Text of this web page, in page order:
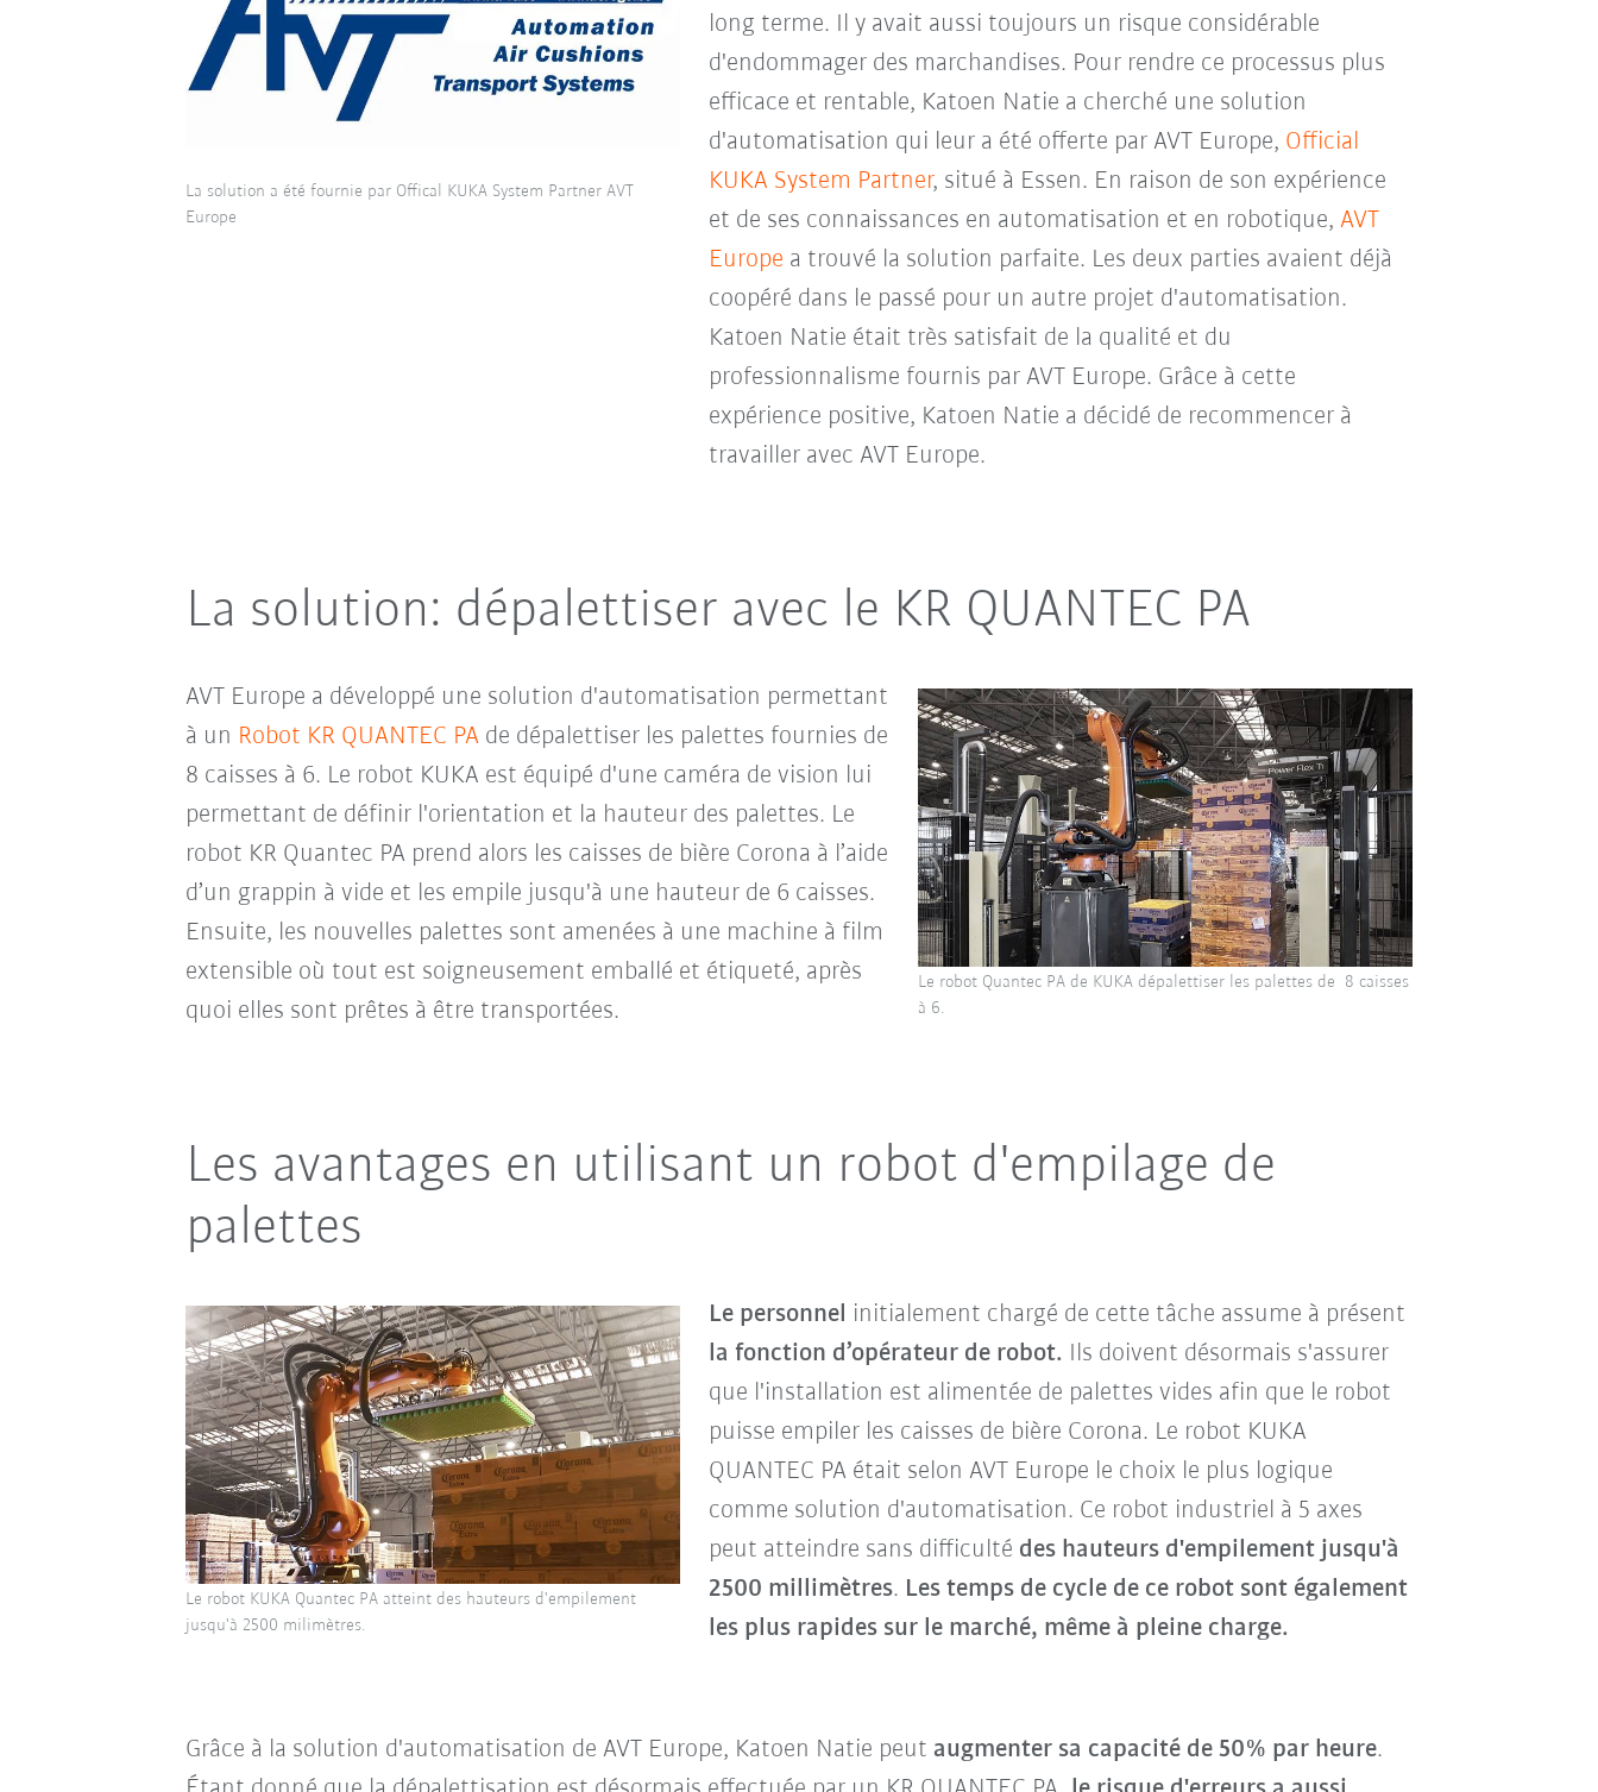
long terme. Il y avait aussi toujours un risque considérable
d'endommager des marchandises. Pour rendre ce processus plus
efficace et rentable, Katoen Natie a cherché une solution
d'automatisation qui leur a été offerte par AVT Europe, Official
KUKA System Partner, situé à Essen. En raison de son expérience
et de ses connaissances en automatisation et en robotique, AVT
Europe a trouvé la solution parfaite. Les deux parties avaient déjà
coopéré dans le passé pour un autre projet d'automatisation.
Katoen Natie était très satisfait de la qualité et du
professionnalisme fournis par AVT Europe. Grâce à cette
expérience positive, Katoen Natie a décidé de recommencer à
travailler avec AVT Europe.
La solution a été fournie par Offical KUKA System Partner AVT
Europe
La solution: dépalettiser avec le KR QUANTEC PA
AVT Europe a développé une solution d'automatisation permettant
à un Robot KR QUANTEC PA de dépalettiser les palettes fournies de
8 caisses à 6. Le robot KUKA est équipé d'une caméra de vision lui
permettant de définir l'orientation et la hauteur des palettes. Le
robot KR Quantec PA prend alors les caisses de bière Corona à l’aide
d’un grappin à vide et les empile jusqu'à une hauteur de 6 caisses.
Ensuite, les nouvelles palettes sont amenées à une machine à film
extensible où tout est soigneusement emballé et étiqueté, après
quoi elles sont prêtes à être transportées.
Le robot Quantec PA de KUKA dépalettiser les palettes de 8 caisses
à 6.
Les avantages en utilisant un robot d'empilage de
palettes
Le personnel initialement chargé de cette tâche assume à présent
la fonction d’opérateur de robot. Ils doivent désormais s'assurer
que l'installation est alimentée de palettes vides afin que le robot
puisse empiler les caisses de bière Corona. Le robot KUKA
QUANTEC PA était selon AVT Europe le choix le plus logique
comme solution d'automatisation. Ce robot industriel à 5 axes
peut atteindre sans difficulté des hauteurs d'empilement jusqu'à
2500 millimètres. Les temps de cycle de ce robot sont également
les plus rapides sur le marché, même à pleine charge.
Le robot KUKA Quantec PA atteint des hauteurs d'empilement
jusqu'à 2500 milimètres.
Grâce à la solution d'automatisation de AVT Europe, Katoen Natie peut augmenter sa capacité de 50% par heure.